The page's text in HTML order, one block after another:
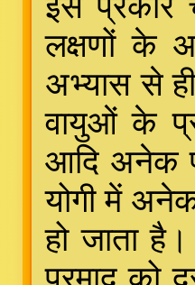
लक्षणों के
अभ्यास से
वायुओं के
आदि अनेक
योगी में
हो जाता